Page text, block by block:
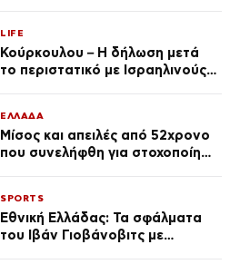
LIFE
Κούρκουλου – Η δήλωση μετά
το περιστατικό με Ισραηλινούς:
πλουσιοκόριτσο»
ΕΛΛΑΔΑ
Μίσος και απειλές από 52χρονο
που συνελήφθη για στοχοποίηση
στην Ελλάδα
SPORTS
Εθνική Ελλάδας: Τα σφάλματα
του Ιβάν Γιοβάνοβιτς με